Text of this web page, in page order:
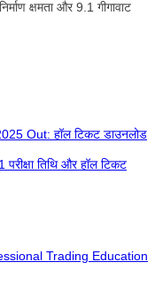
क्षमता और 9.1 गीगावाट
Out: हॉल टिकट डाउनलोड
तिथि और हॉल टिकट